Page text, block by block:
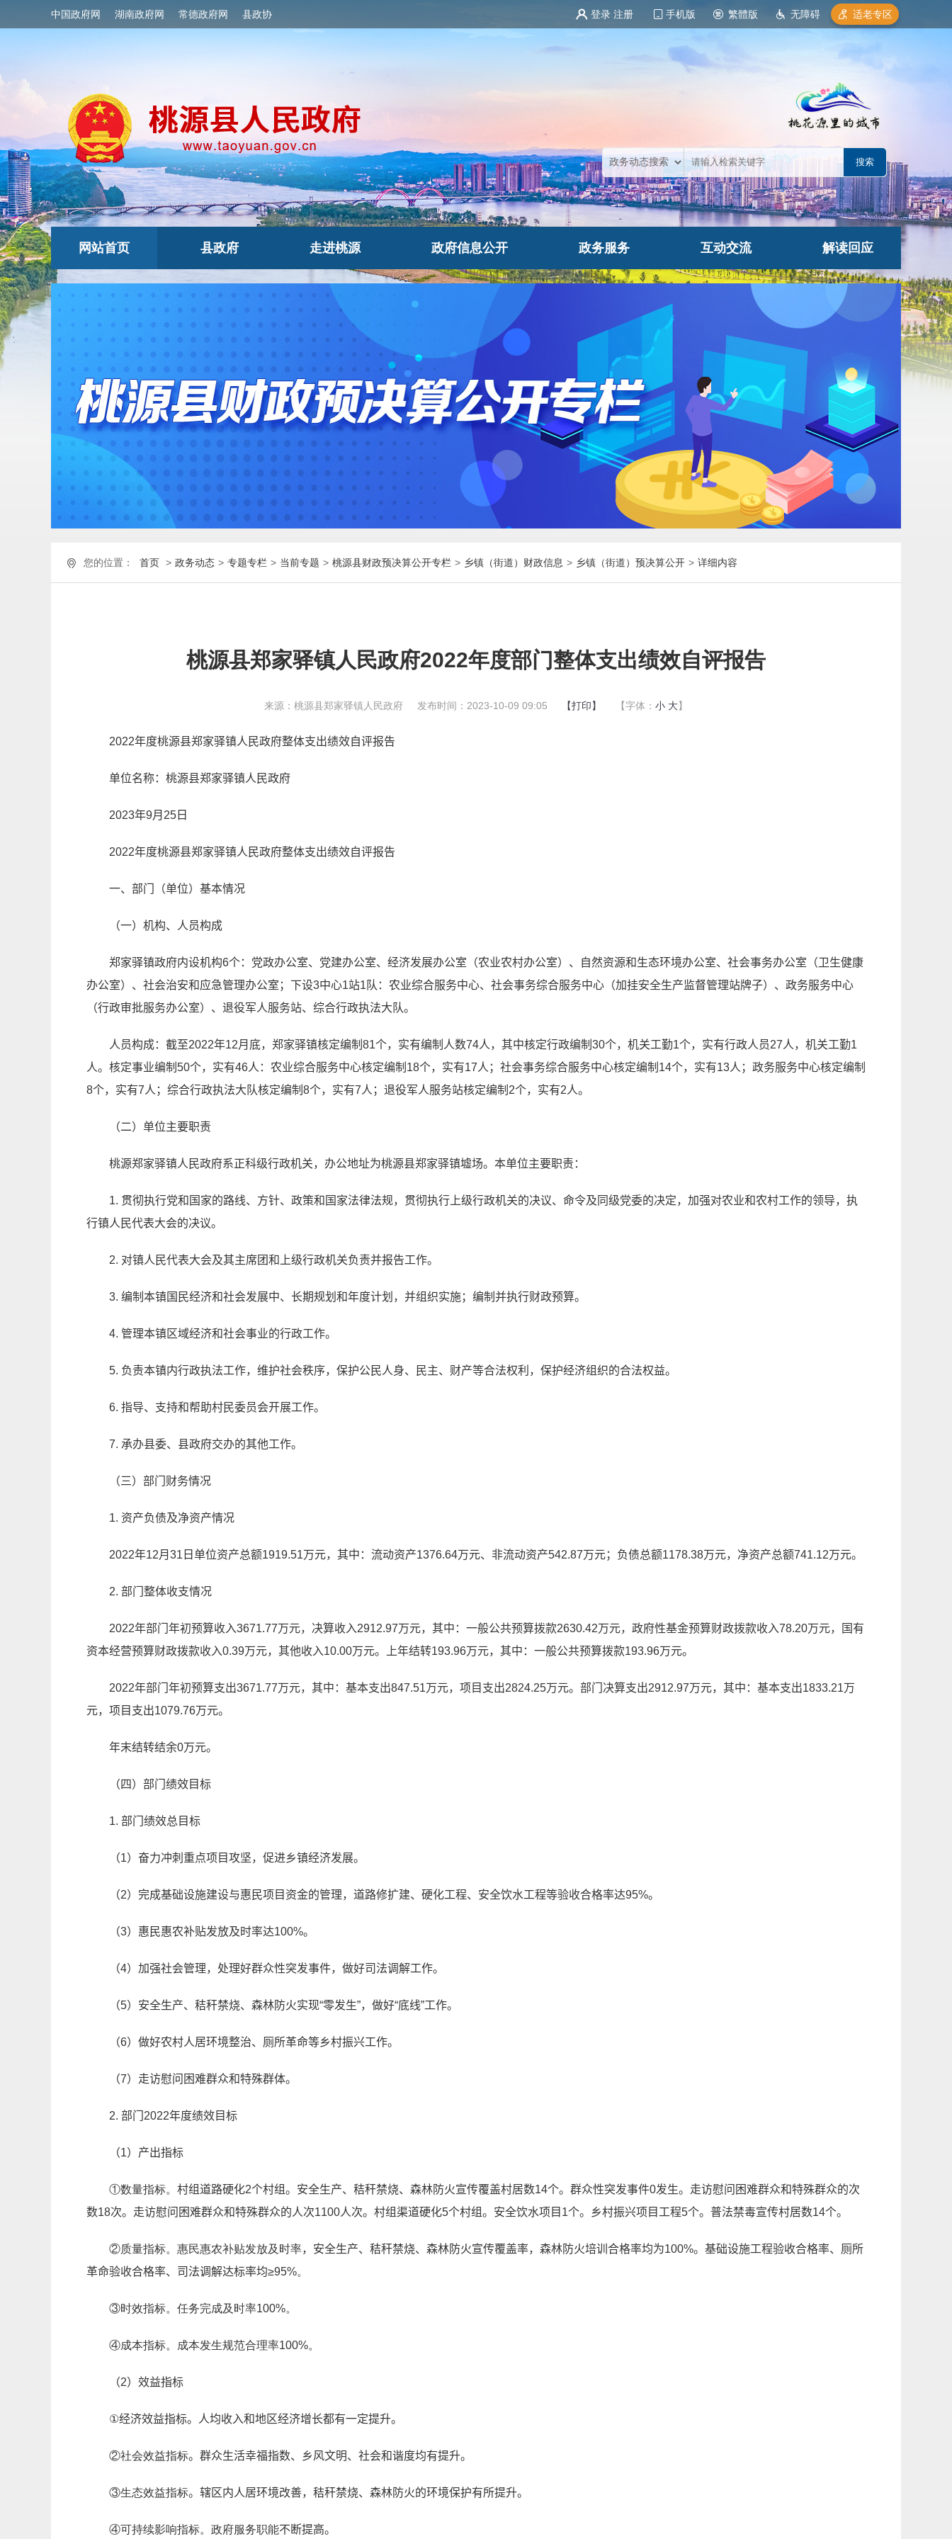
中国政府网 湖南政府网 常德政府网 县政协 登录 注册 手机版 繁體版 无障碍 适老专区
网站首页 县政府 走进桃源 政府信息公开 政务服务 互动交流 解读回应
您的位置： 首页 > 政务动态 > 专题专栏 > 当前专题 > 桃源县财政预决算公开专栏 > 乡镇（街道）财政信息 > 乡镇（街道）预决算公开 > 详细内容
桃源县郑家驿镇人民政府2022年度部门整体支出绩效自评报告
来源：桃源县郑家驿镇人民政府 发布时间：2023-10-09 09:05 【打印】 【字体： 小 大】
2022年度桃源县郑家驿镇人民政府整体支出绩效自评报告
单位名称： 桃源县郑家驿镇人民政府
2023年9月 25 日
2022年度桃源县郑家驿镇人民政府整体支出绩效自评报告
一、部门（单位）基本情况
（一）机构、人员构成
郑家驿镇政府内设机构6个：党政办公室、党建办公室、经济发展办公室（农业农村办公室）、自然资源和生态环境办公室、社会事务办公室（卫生健康
办公室）、社会治安和应急管理办公室；下设3中心1站1队：农业综合服务中心、社会事务综合服务中心（加挂安全生产监督管理站牌子）、政务服务中心
（行政审批服务办公室）、退役军人服务站、综合行政执法大队。
人员构成：截至2022年12月底，郑家驿镇核定编制 81个，实有编制人数74人，其中核定行政编制 30个，机关工勤1个，实有行政人员27人，机关工勤1
人。核定事业编制50个，实有46人：农业综合服务中心核定编制18个，实有17人；社会事务综合服务中心核定编制14个，实有13人；政务服务中心核定编制
8个，实有7人；综合行政执法大队核定编制8个，实有7人；退役军人服务站核定编制2个，实有2人。
（二）单位主要职责
桃源郑家驿镇人民政府系正科级行政机关，办公地址为桃源县郑家驿镇墟场。本单位主要职责：
1. 贯彻执行党和国家的路线、方针、政策和国家法律法规，贯彻执行上级行政机关的决议、命令及同级党委的决定，加强对农业和农村工作的领导，执
行镇人民代表大会的决议。
2. 对镇人民代表大会及其主席团和上级行政机关负责并报告工作。
3. 编制本镇国民经济和社会发展中、长期规划和年度计划，并组织实施；编制并执行财政预算。
4. 管理本镇区域经济和社会事业的行政工作。
5. 负责本镇内行政执法工作，维护社会秩序，保护公民人身、民主、财产等合法权利，保护经济组织的合法权益。
6. 指导、支持和帮助村民委员会开展工作。
7. 承办县委、县政府交办的其他工作。
（三）部门财务情况
1. 资产负债及净资产情况
2022年12月31日单位资产总额1919.51万元，其中：流动资产1376.64万元、非流动资产542.87万元； 负债总额1178.38万元，净资产总额741.12万元。
2. 部门整体收支情况
2022年部门年初预算收入3671.77万元，决算收入2912.97万元，其中：一般公共预算拨款2630.42万元，政府性基金预算财政拨款收入78.20万元，国有
资本经营预算财政拨款收入0.39万元， 其他收入10.00万元。上年结转193.96万元，其中：一般公共预算拨款193.96万元。
2022年部门年初预算支出3671.77万元，其中：基本支出847.51万元，项目支出2824.25万元。部门决算支出2912.97万元，其中：基本支出1833.21万
元，项目支出1079.76万元。
年末结转结余0万元。
（四）部门绩效目标
1. 部门绩效总目标
（1）奋力冲刺重点项目攻坚，促进乡镇经济发展。
（2）完成基础设施建设与惠民项目资金的管理，道路修扩建、硬化工程、安全饮水工程等验收合格率达95%。
（3）惠民惠农补贴发放及时率达100%。
（4）加强社会管理，处理好群众性突发事件，做好司法调解工作。
（5）安全生产、秸秆禁烧、森林防火实现“零发生”，做好“底线”工作。
（6）做好农村人居环境整治、厕所革命等乡村振兴工作。
（7）走访慰问困难群众和特殊群体。
2. 部门2022年度绩效目标
（1） 产出指标
①数量指标。 村组道路硬化2个村组。安全生产、秸秆禁烧、森林防火宣传覆盖村居数14个。群众性突发事件0发生。走访慰问困难群众和特殊群众的次
数18次。走访慰问困难群众和特殊群众的人次1100人次。 村组渠道硬化5个村组。 安全饮水项目 1个。 乡村振兴项目工程5个。 普法禁毒宣传村居数14个。
②质量指标。惠民惠农补贴发放及时率， 安全生产、秸秆禁烧、森林防火宣传覆盖率，森林防火培训合格率均为100%。基础设施工程验收合格率、厕所
革命验收合格率、司法调解达标率均≥95%。
③时效指标。任务完成及时率100%。
④成本指标。成本发生规范合理率100%。
（2）效益指标
①经济效益指标。人均收入和地区经济增长都有一定提升。
②社会效益指标。群众生活幸福指数、乡风文明、社会和谐度均有提升。
③生态效益指标。辖区内人居环境改善，秸秆禁烧、森林防火的环境保护有所提升。
④可持续影响指标。政府服务职能不断提高。